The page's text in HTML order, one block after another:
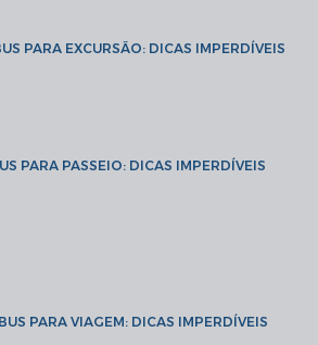
PARA EXCURSÃO: DICAS IMPERDÍVEIS
PARA PASSEIO: DICAS IMPERDÍVEIS
PARA VIAGEM: DICAS IMPERDÍVEIS